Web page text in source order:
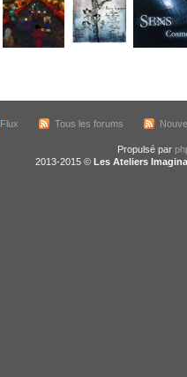
Flux Tous les forums
Propulsé par
2013-2015 © Les Ateliers